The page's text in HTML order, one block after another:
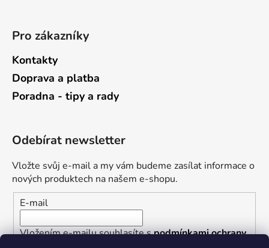
Pro zákazníky
Kontakty
Doprava a platba
Poradna - tipy a rady
Odebírat newsletter
Vložte svůj e-mail a my vám budeme zasílat informace o
nových produktech na našem e-shopu.
E-mail
Vložením e-mailu souhlasíte spodmínkami ochrany